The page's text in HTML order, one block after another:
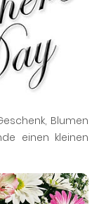
Blumen
einen kleinen